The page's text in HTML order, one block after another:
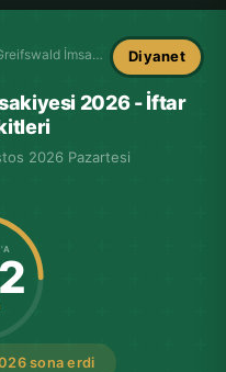
Greifswald İmsakiye Diyanet
2026 - İftar
2026 Pazartesi
sona erdi